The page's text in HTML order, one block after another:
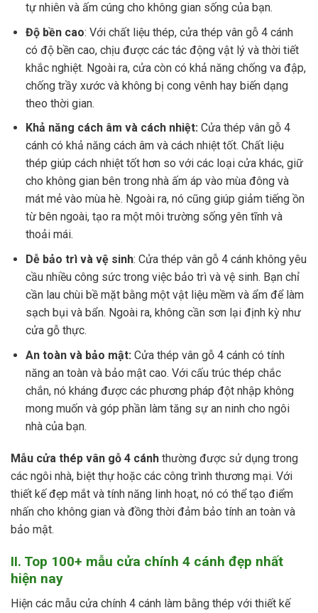
tự nhiên và ấm cúng cho không gian sống của bạn.
Độ bền cao: Với chất liệu thép, cửa thép vân gỗ 4 cánh
có độ bền cao, chịu được các tác động vật lý và thời tiết
khắc nghiệt. Ngoài ra, cửa còn có khả năng chống va đập,
chống trầy xước và không bị cong vênh hay biến dạng
theo thời gian.
Khả năng cách âm và cách nhiệt: Cửa thép vân gỗ 4
cánh có khả năng cách âm và cách nhiệt tốt. Chất liệu
thép giúp cách nhiệt tốt hơn so với các loại cửa khác, giữ
cho không gian bên trong nhà ấm áp vào mùa đông và
mát mẻ vào mùa hè. Ngoài ra, nó cũng giúp giảm tiếng ồn
từ bên ngoài, tạo ra một môi trường sống yên tĩnh và
thoải mái.
Dễ bảo trì và vệ sinh: Cửa thép vân gỗ 4 cánh không yêu
cầu nhiều công sức trong việc bảo trì và vệ sinh. Bạn chỉ
cần lau chùi bề mặt bằng một vật liệu mềm và ẩm để làm
sạch bụi và bẩn. Ngoài ra, không cần sơn lại định kỳ như
cửa gỗ thực.
An toàn và bảo mật: Cửa thép vân gỗ 4 cánh có tính
năng an toàn và bảo mật cao. Với cấu trúc thép chắc
chắn, nó kháng được các phương pháp đột nhập không
mong muốn và góp phần làm tăng sự an ninh cho ngôi
nhà của bạn.
Mẫu cửa thép vân gỗ 4 cánh thường được sử dụng trong
các ngôi nhà, biệt thự hoặc các công trình thương mại. Với
thiết kế đẹp mắt và tính năng linh hoạt, nó có thể tạo điểm
nhấn cho không gian và đồng thời đảm bảo tính an toàn và
bảo mật.
II. Top 100+ mẫu cửa chính 4 cánh đẹp nhất
hiện nay
Hiện các mẫu cửa chính 4 cánh làm bằng thép với thiết kế